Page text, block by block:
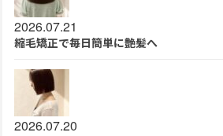
2026.07.21
縮毛矯正で毎日簡単に艶髪へ
2026.07.20